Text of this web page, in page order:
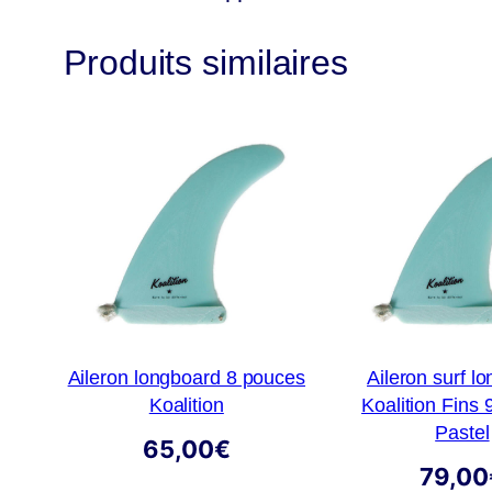
Produits similaires
Aileron longboard 8 pouces
Koalition
65,00€
Aileron surf
Koalition Fins
Pastel
79,00